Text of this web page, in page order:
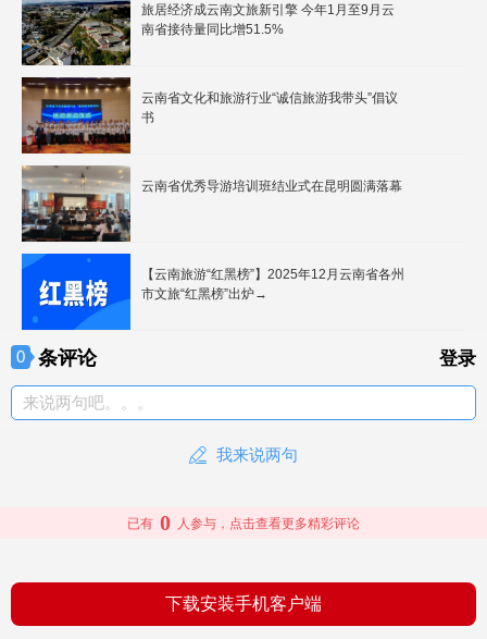
旅居经济成云南文旅新引擎 今年1月至9月云
南省接待量同比增51.5%
云南省文化和旅游行业“诚信旅游我带头”倡议
书
云南省优秀导游培训班结业式在昆明圆满落幕
【云南旅游“红黑榜”】2025年12月云南省各州
市文旅“红黑榜”出炉→
0 条评论 登录
来说两句吧。。。
我来说两句
已有 0 人参与，点击查看更多精彩评论
下载安装手机客户端